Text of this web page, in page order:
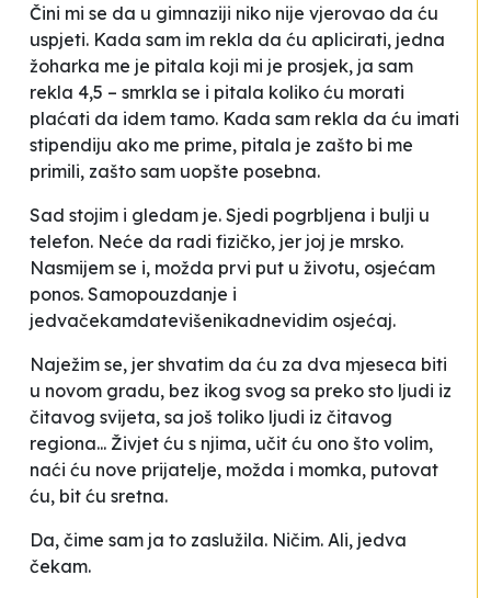
Čini mi se da u gimnaziji niko nije vjerovao da ću
uspjeti. Kada sam im rekla da ću aplicirati, jedna
žoharka me je pitala koji mi je prosjek, ja sam
rekla 4,5 – smrkla se i pitala koliko ću morati
plaćati da idem tamo. Kada sam rekla da ću imati
stipendiju ako me prime, pitala je zašto bi me
primili, zašto sam uopšte posebna.
Sad stojim i gledam je. Sjedi pogrbljena i bulji u
telefon. Neće da radi fizičko, jer joj je mrsko.
Nasmijem se i, možda prvi put u životu, osjećam
ponos. Samopouzdanje i
jedvačekamdatevišenikadnevidim osjećaj.
Naježim se, jer shvatim da ću za dva mjeseca biti
u novom gradu, bez ikog svog sa preko sto ljudi iz
čitavog svijeta, sa još toliko ljudi iz čitavog
regiona... Živjet ću s njima, učit ću ono što volim,
naći ću nove prijatelje, možda i momka, putovat
ću, bit ću sretna.
Da, čime sam ja to zaslužila. Ničim. Ali, jedva
čekam.